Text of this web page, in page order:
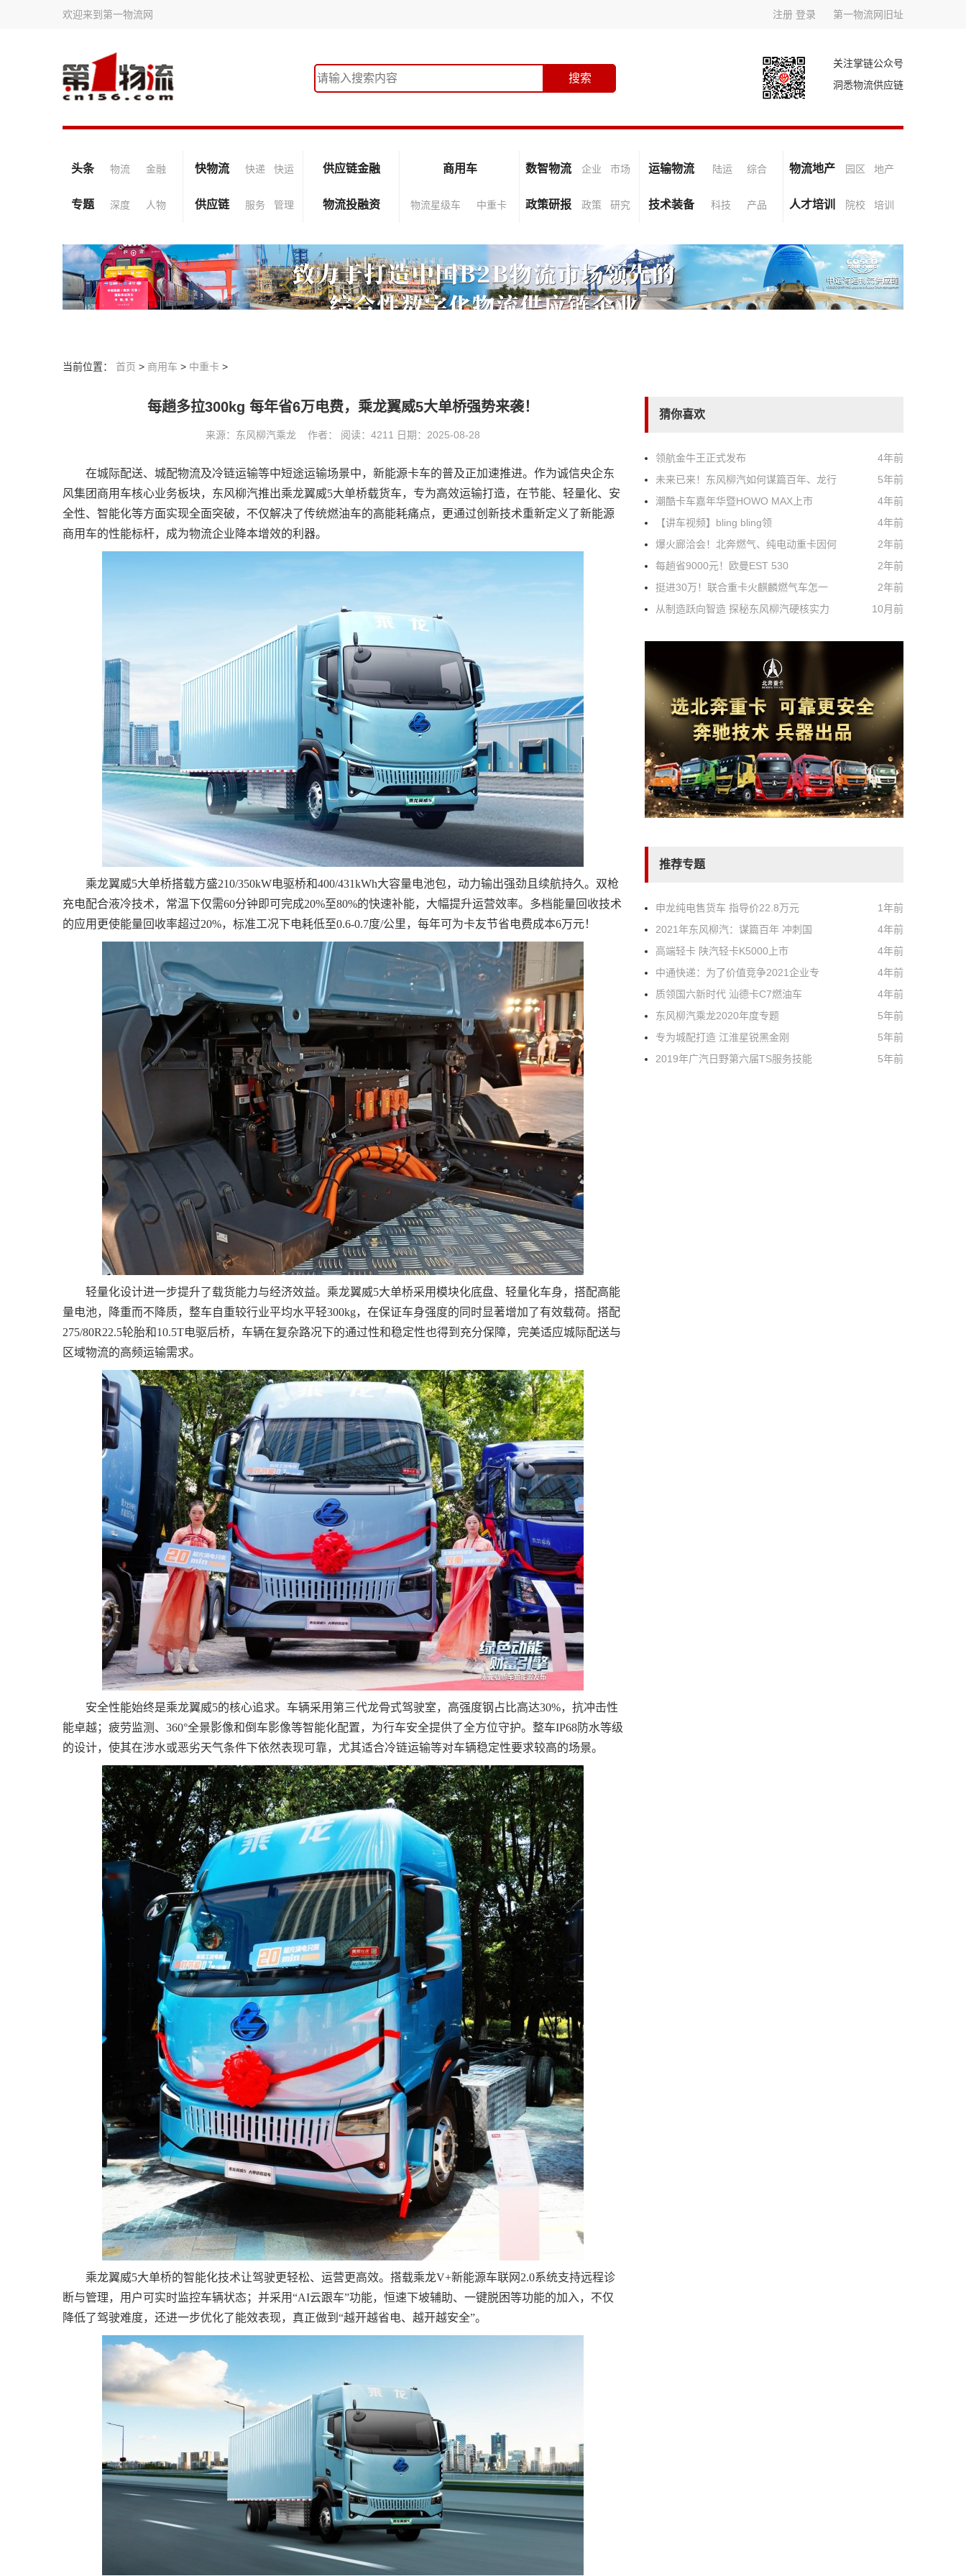
欢迎来到第一物流网 注册 登录 第一物流网旧址
关注掌链公众号
洞悉物流供应链
头条 物流 金融 快物流 快递 快运 供应链金融 商用车 数智物流 企业 市场 运输物流 陆运 综合 物流地产 园区 地产
专题 深度 人物 供应链 服务 管理 物流投融资 物流星级车 中重卡 政策研报 政策 研究 技术装备 科技 产品 人才培训 院校 培训
当前位置： 首页 > 商用车 > 中重卡 >
每趟多拉300kg 每年省6万电费，乘龙翼威5大单桥强势来袭！
来源：东风柳汽乘龙 作者： 阅读：4211 日期：2025-08-28
在城际配送、城配物流及冷链运输等中短途运输场景中，新能源卡车的普及正加速推进。作为诚信央企东
风集团商用车核心业务板块，东风柳汽推出乘龙翼威5大单桥载货车，专为高效运输打造，在节能、轻量化、安
全性、智能化等方面实现全面突破，不仅解决了传统燃油车的高能耗痛点，更通过创新技术重新定义了新能源
商用车的性能标杆，成为物流企业降本增效的利器。
乘龙翼威5大单桥搭载方盛210/350kW电驱桥和400/431kWh大容量电池包，动力输出强劲且续航持久。双枪
充电配合液冷技术，常温下仅需60分钟即可完成20%至80%的快速补能，大幅提升运营效率。多档能量回收技术
的应用更使能量回收率超过20%，标准工况下电耗低至0.6-0.7度/公里，每年可为卡友节省电费成本6万元！
轻量化设计进一步提升了载货能力与经济效益。乘龙翼威5大单桥采用模块化底盘、轻量化车身，搭配高能
量电池，降重而不降质，整车自重较行业平均水平轻300kg，在保证车身强度的同时显著增加了有效载荷。搭配
275/80R22.5轮胎和10.5T电驱后桥，车辆在复杂路况下的通过性和稳定性也得到充分保障，完美适应城际配送与
区域物流的高频运输需求。
安全性能始终是乘龙翼威5的核心追求。车辆采用第三代龙骨式驾驶室，高强度钢占比高达30%，抗冲击性
能卓越；疲劳监测、360°全景影像和倒车影像等智能化配置，为行车安全提供了全方位守护。整车IP68防水等级
的设计，使其在涉水或恶劣天气条件下依然表现可靠，尤其适合冷链运输等对车辆稳定性要求较高的场景。
乘龙翼威5大单桥的智能化技术让驾驶更轻松、运营更高效。搭载乘龙V+新能源车联网2.0系统支持远程诊
断与管理，用户可实时监控车辆状态；并采用“AI云跟车”功能，恒速下坡辅助、一键脱困等功能的加入，不仅
降低了驾驶难度，还进一步优化了能效表现，真正做到“越开越省电、越开越安全”。
猜你喜欢
领航金牛王正式发布
4年前
未来已来！东风柳汽如何谋篇百年、龙行
5年前
潮酷卡车嘉年华暨HOWO MAX上市
4年前
【讲车视频】bling bling领
4年前
爆火廊洽会！北奔燃气、纯电动重卡因何
2年前
每趟省9000元！欧曼EST 530
2年前
挺进30万！联合重卡火麒麟燃气车怎一
2年前
从制造跃向智造 探秘东风柳汽硬核实力
10月前
推荐专题
申龙纯电售货车 指导价22.8万元
1年前
2021年东风柳汽：谋篇百年 冲刺国
4年前
高端轻卡 陕汽轻卡K5000上市
4年前
中通快递：为了价值竞争2021企业专
4年前
质领国六新时代 汕德卡C7燃油车
4年前
东风柳汽乘龙2020年度专题
5年前
专为城配打造 江淮星锐黑金刚
5年前
2019年广汽日野第六届TS服务技能
5年前